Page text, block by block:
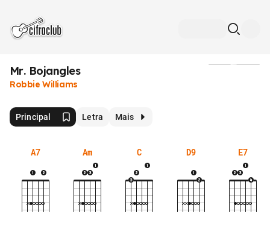
Mr. Bojangles
Robbie Williams
Principal Letra Mais
A7 Am C D9 E7